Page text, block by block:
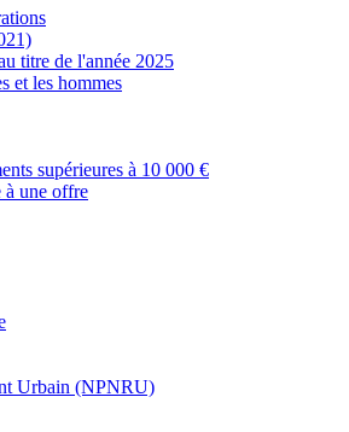
titre de l'année 2025
et les hommes
supérieures à 10 000 €
à une offre
Urbain (NPNRU)